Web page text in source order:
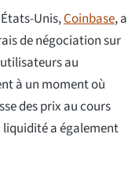
Unis,Coinbase, a
de négociation sur
au
à un moment où
des prix au cours
liquidité a également